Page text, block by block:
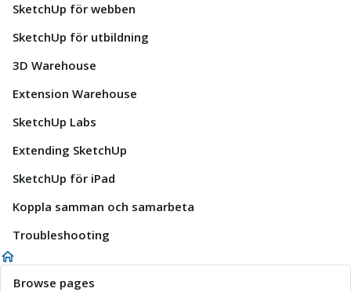
SketchUp för webben
SketchUp för utbildning
3D Warehouse
Extension Warehouse
SketchUp Labs
Extending SketchUp
SketchUp för iPad
Koppla samman och samarbeta
Troubleshooting
Browse pages